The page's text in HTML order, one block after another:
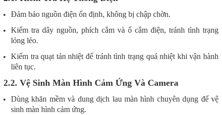
Đảm bảo nguồn điện ổn định, không bị chập chờn.
Kiểm tra dây nguồn, phích cắm và ổ cắm điện, tránh tình trạng
lỏng lẻo.
Kiểm tra quạt tản nhiệt để tránh tình trạng quá nhiệt khi vận hành
liên tục.
2.2. Vệ Sinh Màn Hình Cảm Ứng Và Camera
Dùng khăn mềm và dung dịch lau màn hình chuyên dụng để vệ
sinh màn hình cảm ứng.